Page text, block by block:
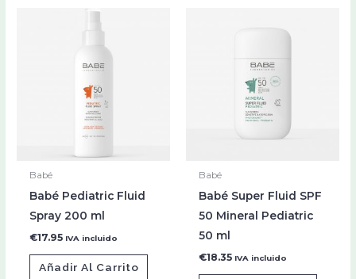
Babé
Babé Pediatric Fluid
Spray 200 ml
€17.95 IVA incluido
Añadir Al Carrito
Babé
Babé Super Fluid SPF
50 Mineral Pediatric
50 ml
€18.35 IVA incluido